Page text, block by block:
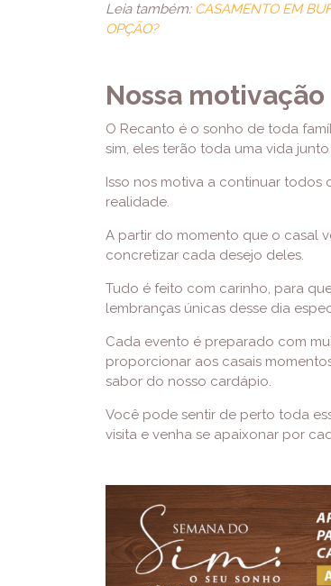
Leia também: CASAMENTO EM
OPÇÃO?
Nossa
O Recanto é o sonho de toda
sim, eles terão toda uma vida
Isso nos motiva a continuar todos
realidade.
A partir do momento que o casal
concretizar cada desejo deles.
Tudo é feito com carinho, para
lembranças únicas desse dia
Cada evento é preparado com
proporcionar aos casais
sabor do nosso cardápio.
Você pode sentir de perto toda
visita e venha se apaixonar por